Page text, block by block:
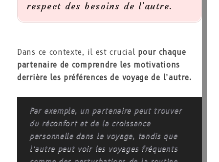
respect des besoins de l’autre.
Dans ce contexte, il est crucial pour chaque
partenaire de comprendre les motivations
derrière les préférences de voyage de l’autre.
Par exemple, un partenaire peut trouver
du réconfort et de la croissance
personnelle dans le voyage, tandis que
l’autre peut voir les voyages fréquents